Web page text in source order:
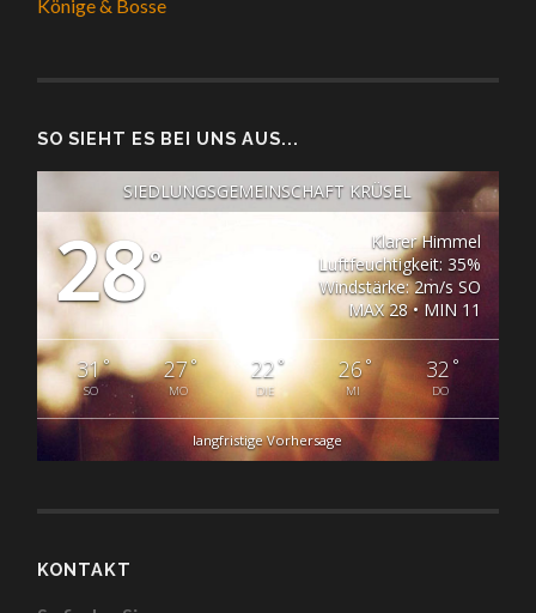
Könige & Bosse
SO SIEHT ES BEI UNS AUS...
SIEDLUNGSGEMEINSCHAFT KRÜSEL
28°
Klarer Himmel
Luftfeuchtigkeit: 35%
Windstärke: 2m/s SO
MAX 28 • MIN 11
31°
SO
27°
MO
22 °
DIE
26°
MI
32 °
DO
langfristige Vorhersage
KONTAKT